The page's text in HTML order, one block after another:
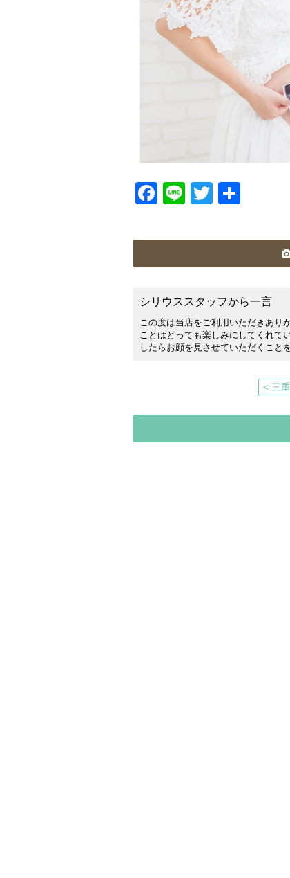
Facebook
LineTwitter
シリウススタッフから一言
この度は当店をご利用いただきあり
ことはとっても楽しみにしてくれて
したらお顔を見させていただくこと
< 三